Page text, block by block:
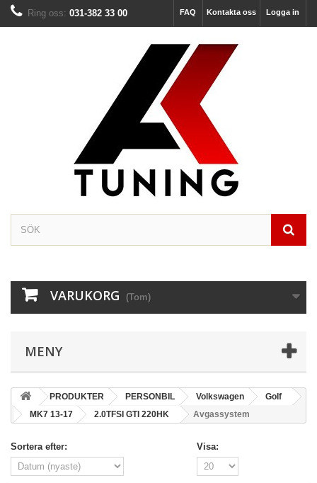
Logga in
Kontakta oss
FAQ
Ring oss: 031-382 33 00
VARUKORG (Tom)
MENY
PRODUKTER PERSONBIL Volkswagen
Golf
MK7 13-17
2.0TFSI GTI 220HK Avgassystem
Sortera efter: Visa: